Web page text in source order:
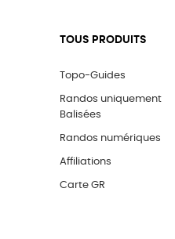
TOUS PRODUITS
Topo-Guides
Randos uniquement
Balisées
Randos numériques
Affiliations
Carte GR